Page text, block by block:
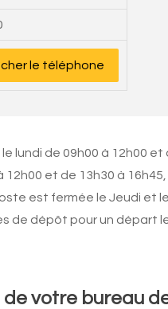
le téléphone
lundi de 09h00 à 12h00 et
12h00 et de 13h30 à
est fermée le Jeudi et
de dépôt pour un départ
votre bureau